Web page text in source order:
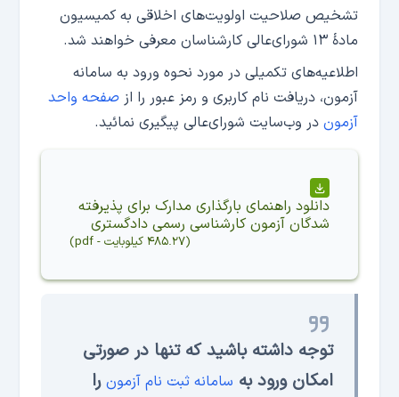
تشخیص صلاحیت‌ اولویت‌های اخلاقی به کمیسیون
مادۀ ۱۳ شورای‌عالی کارشناسان معرفی خواهند شد.
اطلاعیه‌های تکمیلی در مورد نحوه ورود به سامانه
آزمون، دریافت نام کاربری و رمز عبور را ازصفحه واحد
آزمون در وب‌سایت شورای‌عالی پیگیری نمائید.
دانلود راهنمای بارگذاری مدارک برای پذیرفته
شدگان آزمون کارشناسی رسمی دادگستری
(۴۸۵.۲۷ کیلوبایت -
pdf
)
توجه داشته باشید که تنها در صورتی
امکان ورود به سامانه ثبت نام آزمون را